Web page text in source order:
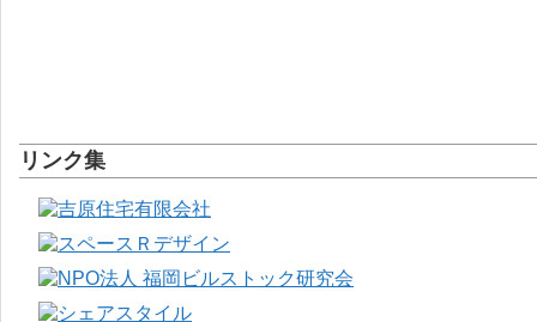
リンク集